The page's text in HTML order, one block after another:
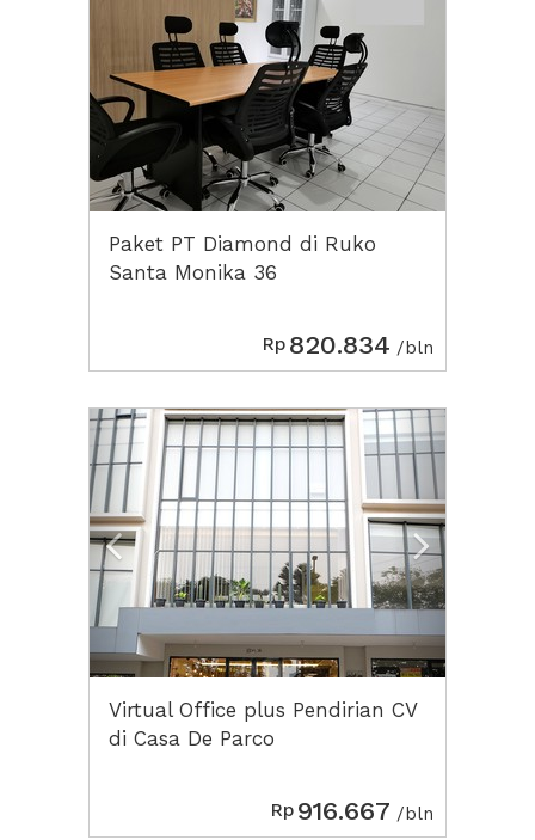
Paket PT Diamond di Ruko
Santa Monika 36
Rp 820.834 /bln
Previous Next2
Virtual Office plus Pendirian CV
di Casa De Parco
Rp 916.667 /bln